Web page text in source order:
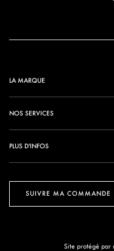
SUIVRE MA COMMANDE
LA MARQUE
NOS SERVICES
PLUS D'INFOS
Site protégé par